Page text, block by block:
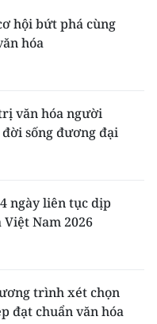
hội bứt phá cùng
hóa
văn hóa người
sống đương đại
ngày liên tục dịp
Việt Nam 2026
trình xét chọn
đạt chuẩn văn hóa